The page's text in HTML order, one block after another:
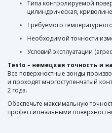
Типа контролируемой
цилиндрическая,
Требуемого
Необходимой точности
Условий эксплуатации
Testo – немецкая точность и
Все поверхностные зонды
и проходят многоступенчатый
2 года.
Обеспечьте максимальную
профессиональными